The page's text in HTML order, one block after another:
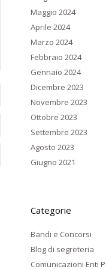
Maggio 2024
Aprile 2024
Marzo 2024
Febbraio 2024
Gennaio 2024
Dicembre 2023
Novembre 2023
Ottobre 2023
Settembre 2023
Agosto 2023
Giugno 2021
Categorie
Bandi e Concorsi
Blog di segreteria
Comunicazioni Enti